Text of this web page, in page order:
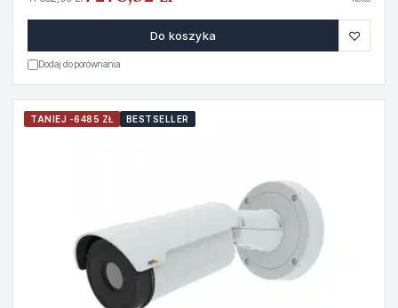
Do koszyka ♡
Dodaj do porównania
TANIEJ -6485 ZŁ BESTSELLER